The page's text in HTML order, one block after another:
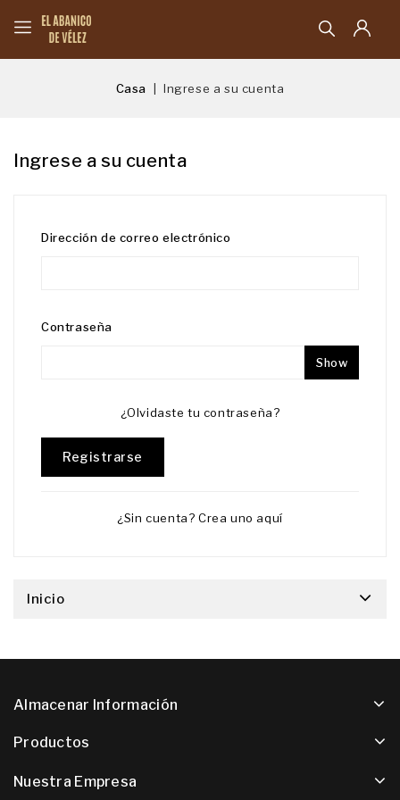
Casa Ingrese a su cuenta
Ingrese a su cuenta
Dirección de correo electrónico
Contraseña
Show
¿Olvidaste tu contraseña?
Registrarse
¿Sin cuenta? Crea uno aquí
Inicio
Almacenar Información
Productos
Nuestra Empresa